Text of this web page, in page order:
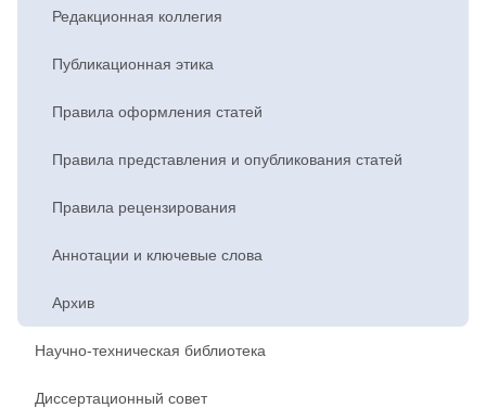
Редакционная коллегия
Публикационная этика
Правила оформления статей
Правила представления и опубликования статей
Правила рецензирования
Аннотации и ключевые слова
Архив
Научно-техническая библиотека
Диссертационный совет